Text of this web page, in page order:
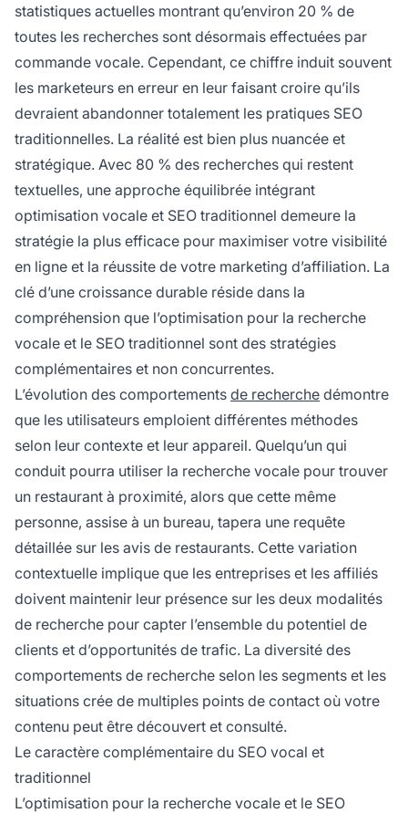
statistiques actuelles montrant qu’environ 20 % de
toutes les recherches sont désormais effectuées par
commande vocale. Cependant, ce chiffre induit souvent
les marketeurs en erreur en leur faisant croire qu’ils
devraient abandonner totalement les pratiques SEO
traditionnelles. La réalité est bien plus nuancée et
stratégique. Avec 80 % des recherches qui restent
textuelles, une approche équilibrée intégrant
optimisation vocale et SEO traditionnel demeure la
stratégie la plus efficace pour maximiser votre visibilité
en ligne et la réussite de votre marketing d’affiliation. La
clé d’une croissance durable réside dans la
compréhension que l’optimisation pour la recherche
vocale et le SEO traditionnel sont des stratégies
complémentaires et non concurrentes.
L’évolution des comportements de recherche démontre
que les utilisateurs emploient différentes méthodes
selon leur contexte et leur appareil. Quelqu’un qui
conduit pourra utiliser la recherche vocale pour trouver
un restaurant à proximité, alors que cette même
personne, assise à un bureau, tapera une requête
détaillée sur les avis de restaurants. Cette variation
contextuelle implique que les entreprises et les affiliés
doivent maintenir leur présence sur les deux modalités
de recherche pour capter l’ensemble du potentiel de
clients et d’opportunités de trafic. La diversité des
comportements de recherche selon les segments et les
situations crée de multiples points de contact où votre
contenu peut être découvert et consulté.
Le caractère complémentaire du SEO vocal et
traditionnel
L’optimisation pour la recherche vocale et le SEO